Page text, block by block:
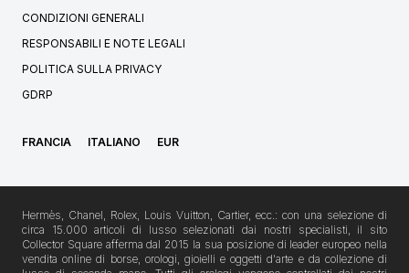
CONDIZIONI GENERALI
RESPONSABILI E NOTE LEGALI
POLITICA SULLA PRIVACY
GDRP
FRANCIA ITALIANO EUR
Hermès, Chanel, Rolex, Louis Vuitton, Cartier, ecc.: con una selezione di
circa 15.000 articoli di lusso selezionati dai nostri specialisti, il sito
Collector Square afferma dal 2015 la sua posizione di leader europeo nella
vendita online di borse, orologi, gioielli e oggetti d'arte e da collezione di